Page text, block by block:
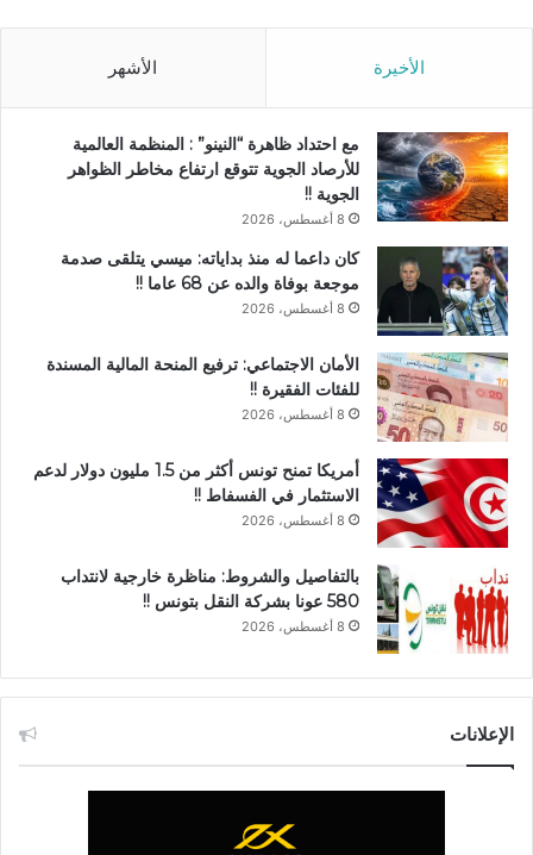
الأخيرة الأشهر
مع احتداد ظاهرة “النينو” : المنظمة العالمية
للأرصاد الجوية تتوقع ارتفاع مخاطر الظواهر
الجوية !!
8 أغسطس، 2026
كان داعما له منذ بداياته: ميسي يتلقى صدمة
موجعة بوفاة والده عن 68 عاما !!
8 أغسطس، 2026
الأمان الاجتماعي: ترفيع المنحة المالية المسندة
للفئات الفقيرة !!
8 أغسطس، 2026
أمريكا تمنح تونس أكثر من 1.5 مليون دولار لدعم
الاستثمار في الفسفاط !!
8 أغسطس، 2026
بالتفاصيل والشروط: مناظرة خارجية لانتداب
580 عونا بشركة النقل بتونس !!
8 أغسطس، 2026
الإعلانات